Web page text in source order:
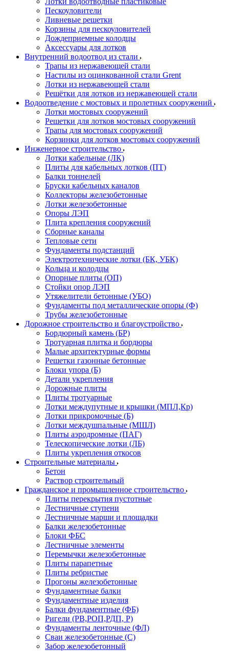
Пескоуловители
Ливневые решетки
Корзины для пескоуловителей
Дождеприемные колодцы
Аксессуары для лотков
Внутренний водоотвод из стали
Трапы из нержавеющей стали
Настилы из оцинкованной стали Grent
Лотки из нержавеющей стали
Решётки для лотков из нержавеющей стали
Водоотведение с мостовых и пролетных сооружений
Лотки мостовых сооружений
Решетки для лотков мостовых сооружений
Трапы для мостовых сооружений
Корзинки для лотков мостовых сооружений
Инженерное строительство
Лотки кабельные (ЛК)
Плиты для кабельных лотков (ПТ)
Балки тоннелей
Бруски кабельных каналов
Коллекторы железобетонные
Лотки железобетонные
Опоры ЛЭП
Плита крепления сооружений
Сборные каналы
Тепловые сети
Фундаменты подстанций
Электротехнические лотки (БК, УБК)
Кольца и колодцы
Опорные плиты (ОП)
Стойки опор ЛЭП
Утяжелители бетонные (УБО)
Фундаменты под металлические опоры (Ф)
Трубы железобетонные
Дорожное строительство и благоустройство
Бордюрный камень (БР)
Тротуарная плитка и бордюры
Малые архитектурные формы
Решетки газонные бетонные
Блоки упора (Б)
Детали укрепления
Дорожные плиты
Плиты тротуарные
Лотки междупутные и крышки (МПЛ,Кр)
Лотки прикромочные (Б)
Лотки междушпальные (МШЛ)
Плиты аэродромные (ПАГ)
Телескопические лотки (ЛБ)
Плиты укрепления откосов
Строительные материалы
Бетон
Раствор строительный
Гражданское и промышленное строительство
Плиты перекрытия пустотные
Лестничные ступени
Лестничные марши и площадки
Балки железобетонные
Блоки ФБС
Лестничные элементы
Перемычки железобетонные
Плиты парапетные
Плиты ребристые
Прогоны железобетонные
Фундаментные балки
Фундаментные изделия
Балки фундаментные (ФБ)
Ригели (РВ,РОП,РДП, Р)
Фундаменты ленточные (ФЛ)
Сваи железобетонные (С)
Забор железобетонный